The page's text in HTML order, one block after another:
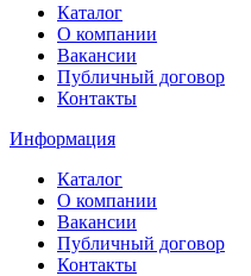
Каталог
О компании
Вакансии
Публичный договор
Контакты
Информация
Каталог
О компании
Вакансии
Публичный договор
Контакты